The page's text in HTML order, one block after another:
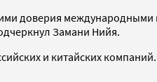
доверия
Замани Нийя.
и китайских